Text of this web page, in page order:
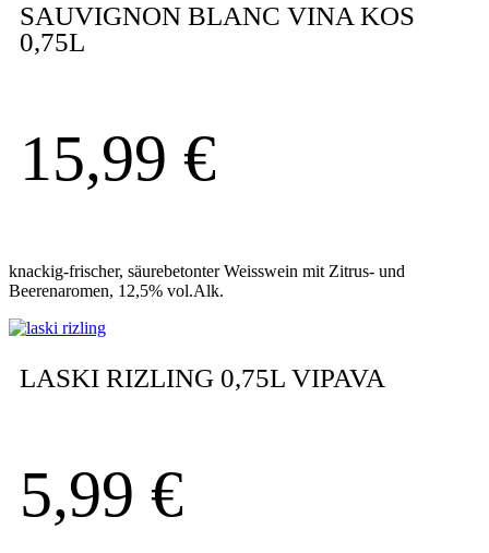
SAUVIGNON BLANC VINA KOS
0,75L
15,99 €
knackig-frischer, säurebetonter Weisswein mit Zitrus- und
Beerenaromen, 12,5% vol.Alk.
LASKI RIZLING 0,75L VIPAVA
5,99 €